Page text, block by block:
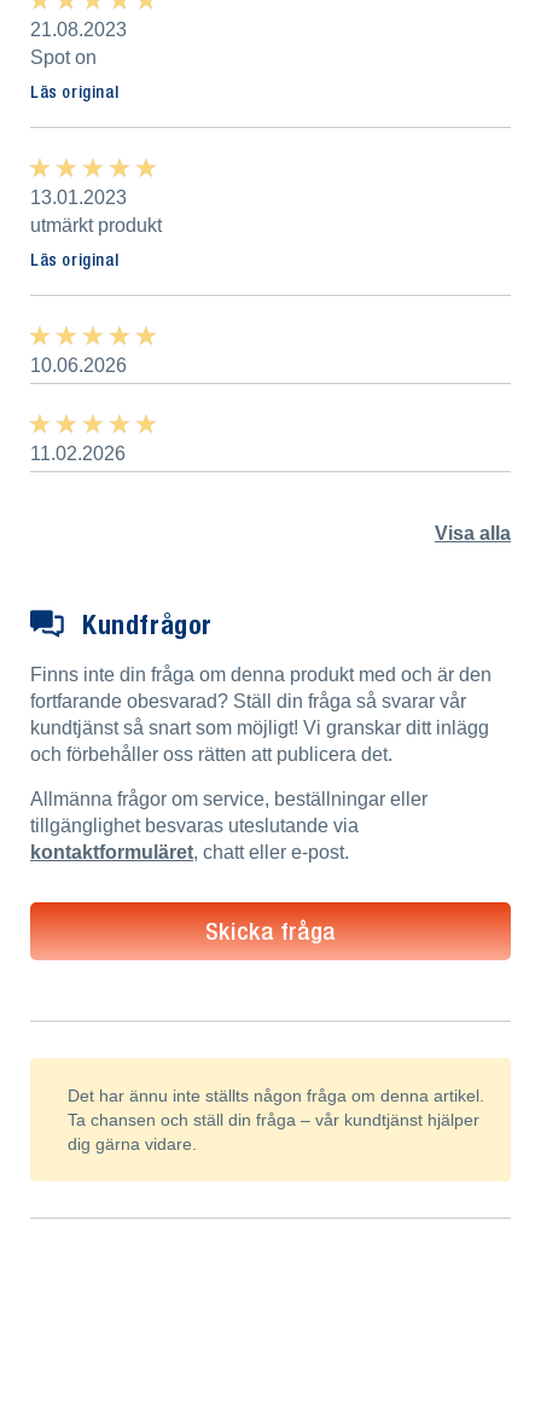
21.08.2023
Spot on
Läs original
★ ★ ★ ★ ★
★ ★ ★ ★ ★
13.01.2023
utmärkt produkt
Läs original
★ ★ ★ ★ ★
★ ★ ★ ★ ★
10.06.2026
★ ★ ★ ★ ★
★ ★ ★ ★ ★
11.02.2026
Visa alla
Kundfrågor
Finns inte din fråga om denna produkt med och är den
fortfarande obesvarad? Ställ din fråga så svarar vår
kundtjänst så snart som möjligt! Vi granskar ditt inlägg
och förbehåller oss rätten att publicera det.
Allmänna frågor om service, beställningar eller
tillgänglighet besvaras uteslutande via
kontaktformuläret, chatt eller e-post.
Skicka fråga
Det har ännu inte ställts någon fråga om denna artikel.
Ta chansen och ställ din fråga – vår kundtjänst hjälper
dig gärna vidare.